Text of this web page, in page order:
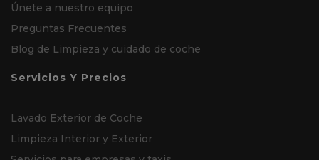
Únete a nuestro equipo
Preguntas Frecuentes
Blog de Limpieza y cuidado de coche
Servicios Y Precios
Lavado Exterior de Coche
Limpieza Interior y Exterior